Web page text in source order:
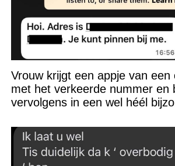
Vrouw krijgt een appje van een
met het verkeerde nummer en
vervolgens in een wel héél